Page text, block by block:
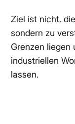
Ziel ist nicht,
sondern zu
Grenzen liegen
industriellen
lassen.